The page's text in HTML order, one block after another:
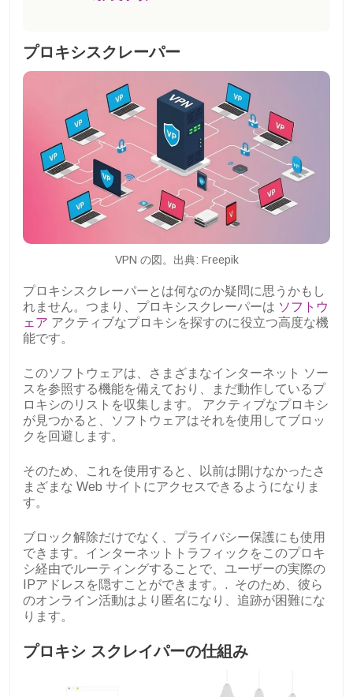
プロキシスクレーパー
VPN の図。出典: Freepik
プロキシスクレーパーとは何なのか疑問に思うかもし
れません。つまり、プロキシスクレーパーは ソフトウ
ェア アクティブなプロキシを探すのに役立つ高度な機
能です。
このソフトウェアは、さまざまなインターネット ソー
スを参照する機能を備えており、まだ動作しているプ
ロキシのリストを収集します。 アクティブなプロキシ
が見つかると、ソフトウェアはそれを使用してブロッ
クを回避します。
そのため、これを使用すると、以前は開けなかったさ
まざまな Web サイトにアクセスできるようになりま
す。
ブロック解除だけでなく、プライバシー保護にも使用
できます。インターネットトラフィックをこのプロキ
シ経由でルーティングすることで、ユーザーの実際の
IPアドレスを隠すことができます。. そのため、彼ら
のオンライン活動はより匿名になり、追跡が困難にな
ります。
プロキシ スクレイパーの仕組み